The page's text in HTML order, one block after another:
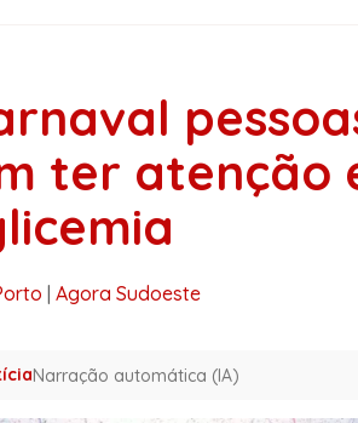
ter atenção
Agora Sudoeste
Narração automática (IA)